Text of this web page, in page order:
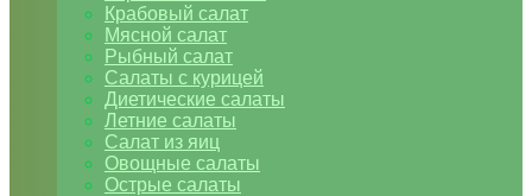
Крабовый салат
Мясной салат
Рыбный салат
Салаты с курицей
Диетические салаты
Летние салаты
Салат из яиц
Овощные салаты
Острые салаты